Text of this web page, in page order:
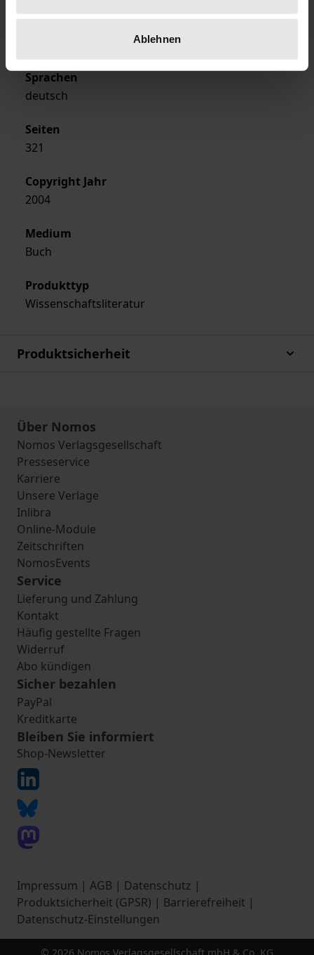
Ablehnen
Sprachen
deutsch
Seiten
321
Copyright Jahr
2004
Medium
Buch
Produkttyp
Wissenschaftsliteratur
Produktsicherheit
Über Nomos
Nomos Verlagsgesellschaft
Presseservice
Karriere
Unsere Verlage
Inlibra
Online-Module
Zeitschriften
NomosEvents
Service
Lieferung und Zahlung
Kontakt
Häufig gestellte Fragen
Widerruf
Abo kündigen
Sicher bezahlen
PayPal
Kreditkarte
Bleiben Sie informiert
Shop-Newsletter
Impressum | AGB | Datenschutz |
Produktsicherheit (GPSR) | Barrierefreiheit |
Datenschutz-Einstellungen